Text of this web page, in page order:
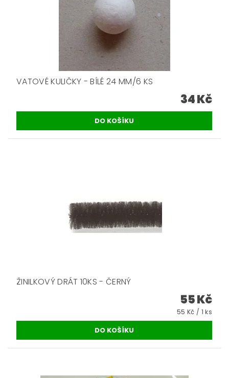
VATOVÉ KULIČKY - BÍLÉ 24 MM/6 KS
34 Kč
ŽINILKOVÝ DRÁT 10KS - ČERNÝ
55 Kč
55 Kč / 1 ks